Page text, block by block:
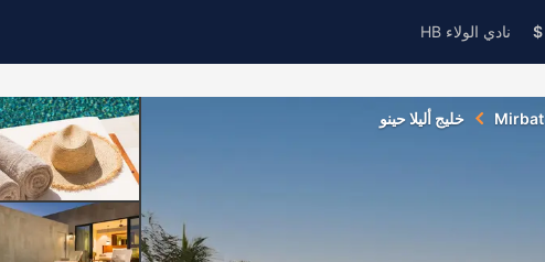
$ نادي الولاء HB
Mirbat خليج أليلا حينو